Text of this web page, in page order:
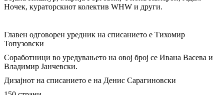
Ночек, кураторскиот колектив WHW и други.
Главен одговорен уредник на списанието е Тихомир
Топузовски
Соработници во уредувањето на овој број се Ивана Васева и
Владимир Јанчевски.
Дизајнот на списанието е на Денис Сарагиновски